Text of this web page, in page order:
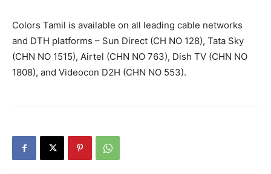
Colors Tamil is available on all leading cable networks
and DTH platforms – Sun Direct (CH NO 128), Tata Sky
(CHN NO 1515), Airtel (CHN NO 763), Dish TV (CHN NO
1808), and Videocon D2H (CHN NO 553).